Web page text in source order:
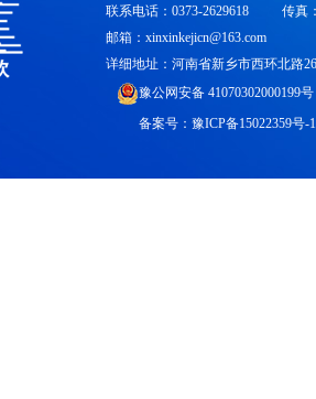
联系电话：0373-2629618
传真
邮箱：xinxinkejicn@163.com
详细地址：河南省新乡市西环北路
豫公网安备 41070302000199号
备案号： 豫ICP备15022359号-1